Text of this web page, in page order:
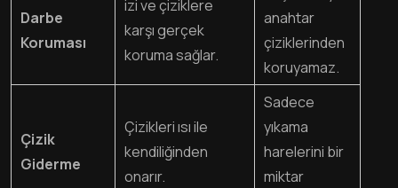
Darbe
Koruması
izi ve çiziklere
karşı gerçek
koruma sağlar.
anahtar
çiziklerinden
koruyamaz.
Çizik
Giderme
Çizikleri ısı ile
kendiliğinden
onarır.
Sadece
yıkama
harelerini bir
miktar